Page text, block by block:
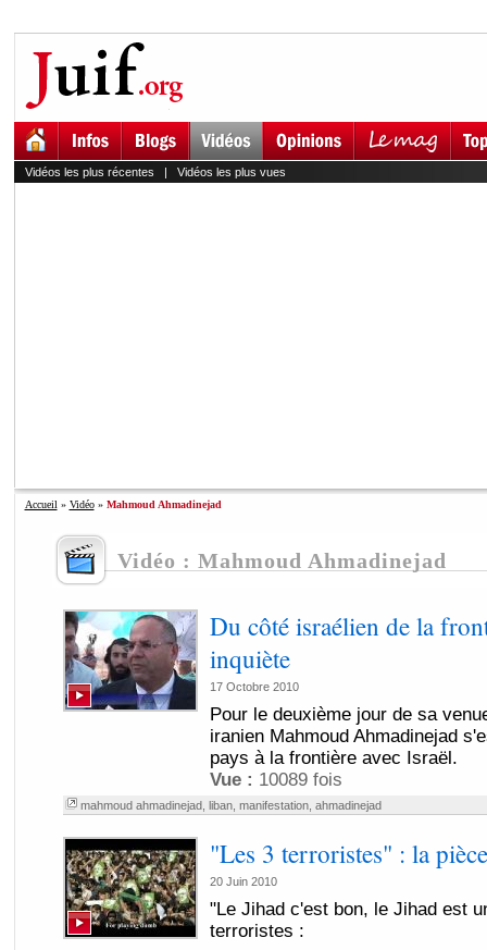
Vidéos les plus récentes | Vidéos les plus vues
Accueil » Vidéo» Mahmoud Ahmadinejad
Vidéo : Mahmoud Ahmadinejad
Du côté israélien de la
inquiète
17 Octobre 2010
Pour le deuxième jour de sa
iranien Mahmoud Ahmadinejad
pays à la frontière avec Israël.
Vue : 10089 fois
mahmoud ahmadinejad, liban, manifestation, ahmadinejad
"Les 3 terroristes" : la
20 Juin 2010
"Le Jihad c'est bon, le Jihad est
terroristes :